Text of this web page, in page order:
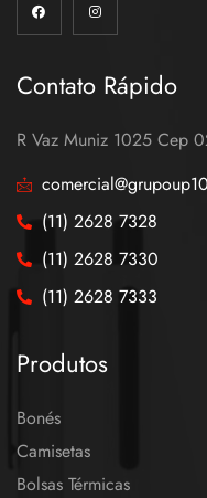
Contato Rápido
R Vaz Muniz 1025 Cep
(11) 2628 7328
(11) 2628 7330
(11) 2628 7333
Produtos
Bonés
Camisetas
Bolsas Térmicas